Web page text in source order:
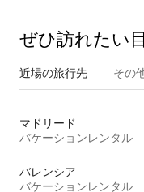
ぜひ訪⁠れ⁠た⁠い
近場の旅行先 その
マドリード
バケーションレンタル
バレンシア
バケーションレンタル